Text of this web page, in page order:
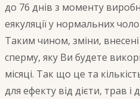
до 76 днів з моменту
еякуляції у нормальних
Таким чином, зміни,
сперму, яку Ви будете
місяці. Так що це та
для ефекту від дієти, трав і